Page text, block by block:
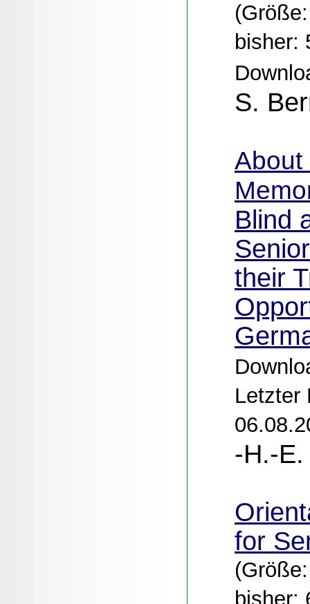
bisher:
S.
About
Blind
their
Letzter
-H.-
for
bisher: